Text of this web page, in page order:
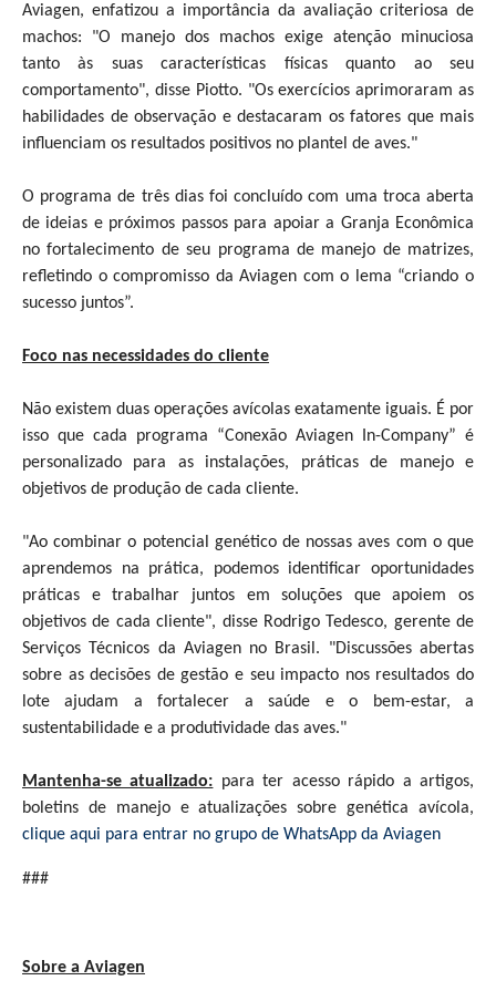
Aviagen, enfatizou a importância da avaliação criteriosa de
machos: "O manejo dos machos exige atenção minuciosa
tanto às suas características físicas quanto ao seu
comportamento", disse Piotto. "Os exercícios aprimoraram as
habilidades de observação e destacaram os fatores que mais
influenciam os resultados positivos no plantel de aves."
O programa de três dias foi concluído com uma troca aberta
de ideias e próximos passos para apoiar a Granja Econômica
no fortalecimento de seu programa de manejo de matrizes,
refletindo o compromisso da Aviagen com o lema “criando o
sucesso juntos”.
Foco nas necessidades do cliente
Não existem duas operações avícolas exatamente iguais. É por
isso que cada programa “Conexão Aviagen In-Company” é
personalizado para as instalações, práticas de manejo e
objetivos de produção de cada cliente.
"Ao combinar o potencial genético de nossas aves com o que
aprendemos na prática, podemos identificar oportunidades
práticas e trabalhar juntos em soluções que apoiem os
objetivos de cada cliente", disse Rodrigo Tedesco, gerente de
Serviços Técnicos da Aviagen no Brasil. "Discussões abertas
sobre as decisões de gestão e seu impacto nos resultados do
lote ajudam a fortalecer a saúde e o bem-estar, a
sustentabilidade e a produtividade das aves."
Mantenha-se atualizado: para ter acesso rápido a artigos,
boletins de manejo e atualizações sobre genética avícola,
clique aqui para entrar no grupo de WhatsApp da Aviagen
###
Sobre a Aviagen